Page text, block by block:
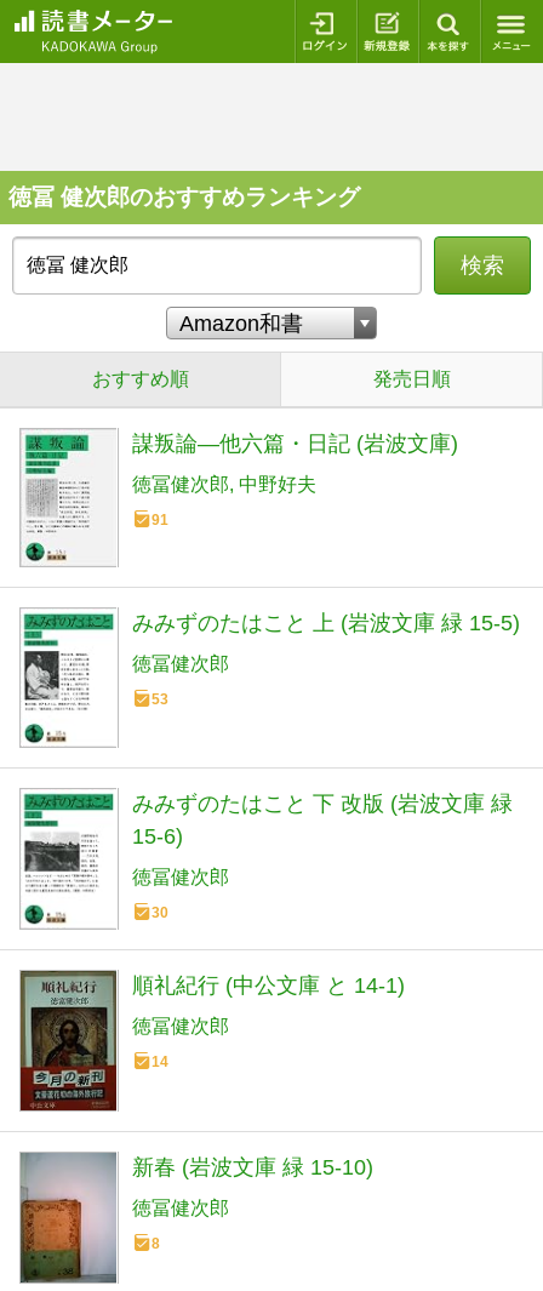
ログイン 新規登録
徳冨 健次郎のおすすめランキング
検索
おすすめ順 発売日順
謀叛論―他六篇・日記 (岩波文庫)
徳冨健次郎 中野好夫
91
みみずのたはこと 上 (岩波文庫 緑 15-5)
徳冨健次郎
53
みみずのたはこと 下 改版 (岩波文庫 緑
15-6)
徳冨健次郎
30
順礼紀行 (中公文庫 と 14-1)
徳冨健次郎
14
新春 (岩波文庫 緑 15-10)
徳冨健次郎
8